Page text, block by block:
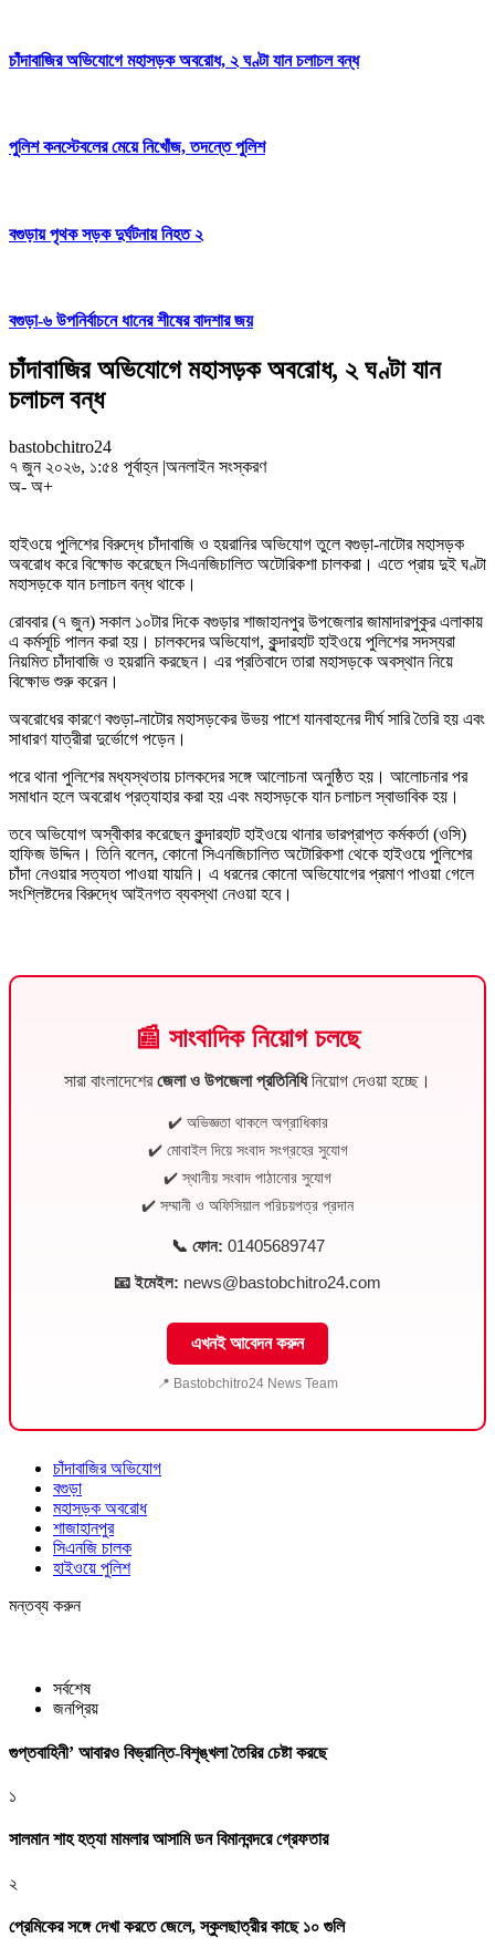
চাঁদাবাজির অভিযোগে মহাসড়ক অবরোধ, ২ ঘণ্টা যান চলাচল বন্ধ
পুলিশ কনস্টেবলের মেয়ে নিখোঁজ, তদন্তে পুলিশ
বগুড়ায় পৃথক সড়ক দুর্ঘটনায় নিহত ২
বগুড়া-৬ উপনির্বাচনে ধানের শীষের বাদশার জয়
চাঁদাবাজির অভিযোগে মহাসড়ক অবরোধ, ২ ঘণ্টা যান
চলাচল বন্ধ
bastobchitro24
৭ জুন ২০২৬, ১:৫৪ পূর্বাহ্ন |অনলাইন সংস্করণ
অ- অ+
হাইওয়ে পুলিশের বিরুদ্ধে চাঁদাবাজি ও হয়রানির অভিযোগ তুলে বগুড়া-নাটোর মহাসড়ক
অবরোধ করে বিক্ষোভ করেছেন সিএনজিচালিত অটোরিকশা চালকরা। এতে প্রায় দুই ঘণ্টা
মহাসড়কে যান চলাচল বন্ধ থাকে।
রোববার (৭ জুন) সকাল ১০টার দিকে বগুড়ার শাজাহানপুর উপজেলার জামাদারপুকুর এলাকায়
এ কর্মসূচি পালন করা হয়। চালকদের অভিযোগ, কুন্দারহাট হাইওয়ে পুলিশের সদস্যরা
নিয়মিত চাঁদাবাজি ও হয়রানি করছেন। এর প্রতিবাদে তারা মহাসড়কে অবস্থান নিয়ে
বিক্ষোভ শুরু করেন।
অবরোধের কারণে বগুড়া-নাটোর মহাসড়কের উভয় পাশে যানবাহনের দীর্ঘ সারি তৈরি হয় এবং
সাধারণ যাত্রীরা দুর্ভোগে পড়েন।
পরে থানা পুলিশের মধ্যস্থতায় চালকদের সঙ্গে আলোচনা অনুষ্ঠিত হয়। আলোচনার পর
সমাধান হলে অবরোধ প্রত্যাহার করা হয় এবং মহাসড়কে যান চলাচল স্বাভাবিক হয়।
তবে অভিযোগ অস্বীকার করেছেন কুন্দারহাট হাইওয়ে থানার ভারপ্রাপ্ত কর্মকর্তা (ওসি)
হাফিজ উদ্দিন। তিনি বলেন, কোনো সিএনজিচালিত অটোরিকশা থেকে হাইওয়ে পুলিশের
চাঁদা নেওয়ার সত্যতা পাওয়া যায়নি। এ ধরনের কোনো অভিযোগের প্রমাণ পাওয়া গেলে
সংশ্লিষ্টদের বিরুদ্ধে আইনগত ব্যবস্থা নেওয়া হবে।
📰 সাংবাদিক নিয়োগ চলছে
সারা বাংলাদেশেরজেলা ও উপজেলা প্রতিনিধিনিয়োগ দেওয়া হচ্ছে।
✔️ অভিজ্ঞতা থাকলে অগ্রাধিকার
✔️ মোবাইল দিয়ে সংবাদ সংগ্রহের সুযোগ
✔️ স্থানীয় সংবাদ পাঠানোর সুযোগ
✔️ সম্মানী ও অফিসিয়াল পরিচয়পত্র প্রদান
📞 ফোন: 01405689747
📧 ইমেইল: news@bastobchitro24.com
এখনই আবেদন করুন
📍 Bastobchitro24 News Team
চাঁদাবাজির অভিযোগ
বগুড়া
মহাসড়ক অবরোধ
শাজাহানপুর
সিএনজি চালক
হাইওয়ে পুলিশ
মন্তব্য করুন
সর্বশেষ
জনপ্রিয়
গুপ্তবাহিনী’ আবারও বিভ্রান্তি-বিশৃঙ্খলা তৈরির চেষ্টা করছে
১
সালমান শাহ হত্যা মামলার আসামি ডন বিমানবন্দরে গ্রেফতার
২
প্রেমিকের সঙ্গে দেখা করতে জেলে, স্কুলছাত্রীর কাছে ১০ গুলি